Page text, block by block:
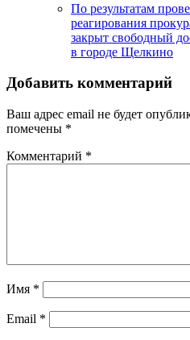
По результатам
реагирования
закрыт свободный
в городе Щелкино
Добавить комментарий
Ваш адрес email не будет
помечены *
Комментарий *
Имя *
Email *